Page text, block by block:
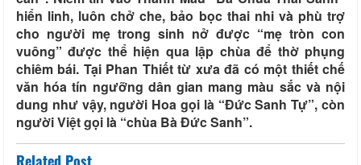
hiển linh, luôn chở che, bảo bọc thai nhi và phù trợ
cho người mẹ trong sinh nở được “mẹ tròn con
vuông” được thể hiện qua lập chùa để thờ phụng
chiêm bái. Tại Phan Thiết từ xưa đã có một thiết chế
văn hóa tín ngưỡng dân gian mang màu sắc và nội
dung như vậy, người Hoa gọi là “Đức Sanh Tự”, còn
người Việt gọi là “chùa Bà Đức Sanh”.
Related Post